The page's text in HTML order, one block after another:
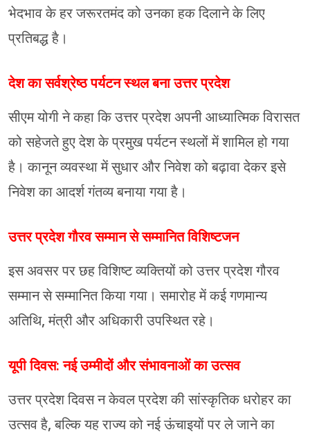
भेदभाव के हर जरूरतमंद को उनका हक दिलाने के लिए
प्रतिबद्ध है।
देश का सर्वश्रेष्ठ पर्यटन स्थल बना उत्तर प्रदेश
सीएम योगी ने कहा कि उत्तर प्रदेश अपनी आध्यात्मिक विरासत
को सहेजते हुए देश के प्रमुख पर्यटन स्थलों में शामिल हो गया
है। कानून व्यवस्था में सुधार और निवेश को बढ़ावा देकर इसे
निवेश का आदर्श गंतव्य बनाया गया है।
उत्तर प्रदेश गौरव सम्मान से सम्मानित विशिष्टजन
इस अवसर पर छह विशिष्ट व्यक्तियों को उत्तर प्रदेश गौरव
सम्मान से सम्मानित किया गया। समारोह में कई गणमान्य
अतिथि, मंत्री और अधिकारी उपस्थित रहे।
यूपी दिवस: नई उम्मीदों और संभावनाओं का उत्सव
उत्तर प्रदेश दिवस न केवल प्रदेश की सांस्कृतिक धरोहर का
उत्सव है, बल्कि यह राज्य को नई ऊंचाइयों पर ले जाने का